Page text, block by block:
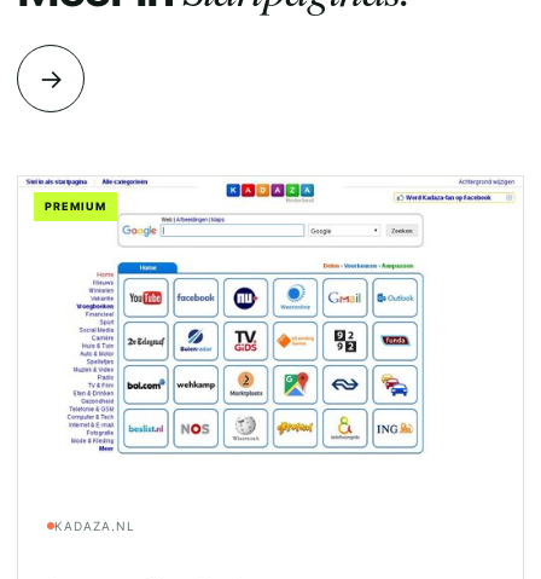
→
PREMIUM
KADAZA.NL